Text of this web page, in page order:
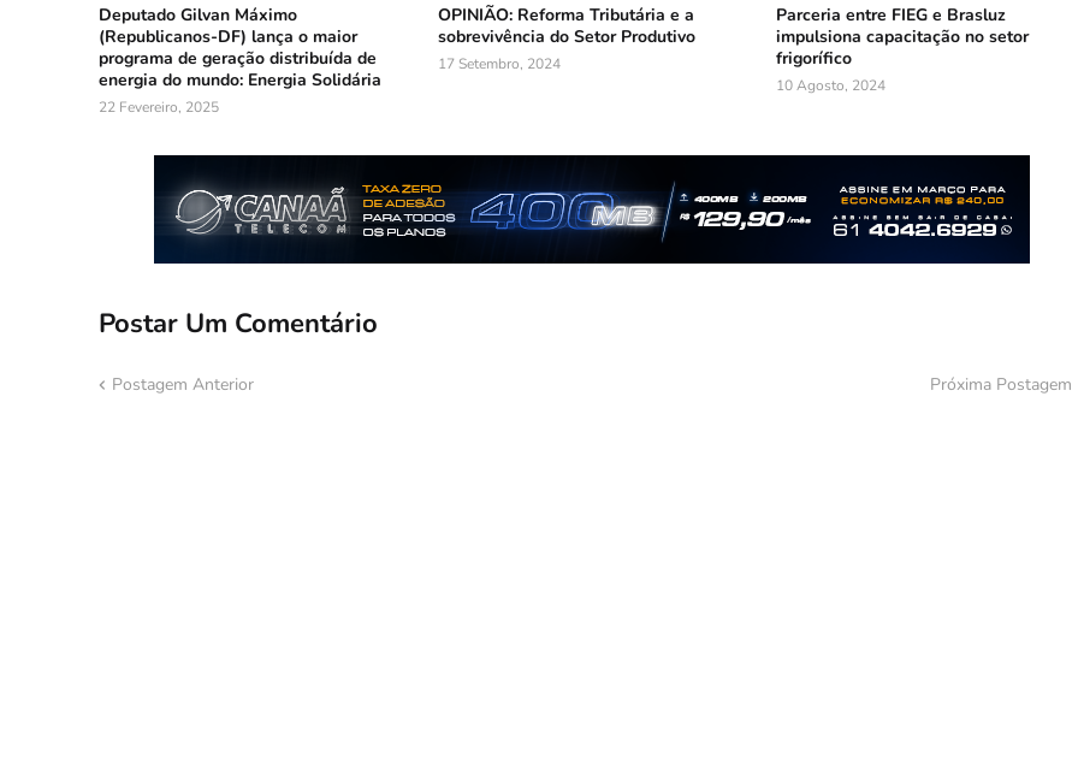
Deputado Gilvan Máximo
(Republicanos-DF) lança o maior
programa de geração distribuída de
energia do mundo: Energia Solidária
22 Fevereiro, 2025
OPINIÃO: Reforma Tributária e a
sobrevivência do Setor Produtivo
17 Setembro, 2024
Parceria entre FIEG e Brasluz
impulsiona capacitação no setor
frigorífico
10 Agosto, 2024
Postar Um Comentário
Postagem Anterior Próxima Postagem